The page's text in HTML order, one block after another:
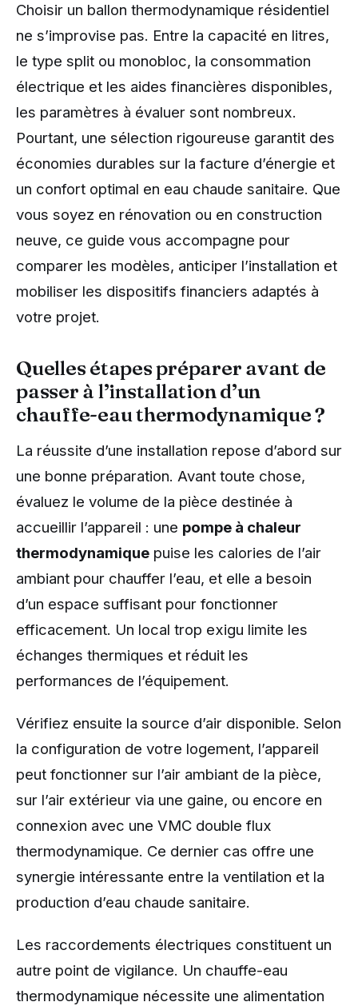
Choisir un ballon thermodynamique résidentiel
ne s’improvise pas. Entre la capacité en litres,
le type split ou monobloc, la consommation
électrique et les aides financières disponibles,
les paramètres à évaluer sont nombreux.
Pourtant, une sélection rigoureuse garantit des
économies durables sur la facture d’énergie et
un confort optimal en eau chaude sanitaire. Que
vous soyez en rénovation ou en construction
neuve, ce guide vous accompagne pour
comparer les modèles, anticiper l’installation et
mobiliser les dispositifs financiers adaptés à
votre projet.
Quelles étapes préparer avant de
passer à l’installation d’un
chauffe-eau thermodynamique ?
La réussite d’une installation repose d’abord sur
une bonne préparation. Avant toute chose,
évaluez le volume de la pièce destinée à
accueillir l’appareil : une pompe à chaleur
thermodynamique puise les calories de l’air
ambiant pour chauffer l’eau, et elle a besoin
d’un espace suffisant pour fonctionner
efficacement. Un local trop exigu limite les
échanges thermiques et réduit les
performances de l’équipement.
Vérifiez ensuite la source d’air disponible. Selon
la configuration de votre logement, l’appareil
peut fonctionner sur l’air ambiant de la pièce,
sur l’air extérieur via une gaine, ou encore en
connexion avec une VMC double flux
thermodynamique. Ce dernier cas offre une
synergie intéressante entre la ventilation et la
production d’eau chaude sanitaire.
Les raccordements électriques constituent un
autre point de vigilance. Un chauffe-eau
thermodynamique nécessite une alimentation